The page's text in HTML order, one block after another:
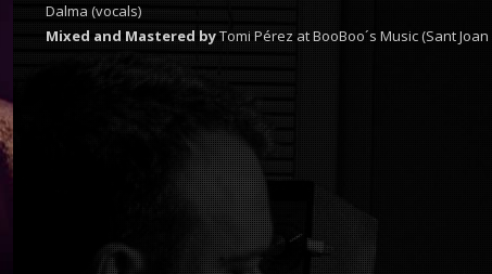
Dalma (vocals)
Mixed and Mastered byTomi Pérez at BooBoo´s Music (Sant